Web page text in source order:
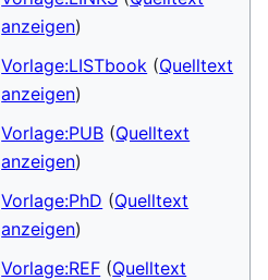
anzeigen)
Vorlage:LISTbook (Quelltext
anzeigen)
Vorlage:PUB (Quelltext
anzeigen)
Vorlage:PhD (Quelltext
anzeigen)
Vorlage:REF (Quelltext